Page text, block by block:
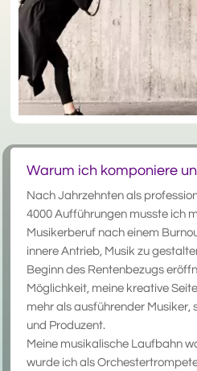
Warum ich komponiere
Nach Jahrzehnten als
4000 Aufführungen musste ich
Musikerberuf nach einem
innere Antrieb, Musik zu
Beginn des Rentenbezugs
Möglichkeit, meine kreative
mehr als ausführender Musiker,
und Produzent.
Meine musikalische Laufbahn
wurde ich als